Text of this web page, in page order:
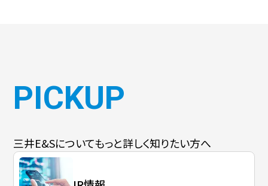
PICKUP
三井E&Sについてもっと詳しく知りたい方へ